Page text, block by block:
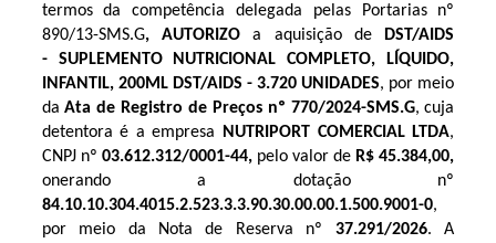
termos da competência delegada pelas Portarias nº
890/13-SMS.G, AUTORIZOa aquisição de
DST/AIDS
- SUPLEMENTO NUTRICIONAL COMPLETO, LÍQUIDO,
INFANTIL, 200ML DST/AIDS - 3.720 UNIDADES, por meio
daAta de Registro de Preços nº 770/2024-SMS.G, cuja
detentora é a empresa
NUTRIPORT COMERCIAL LTDA,
CNPJ nº 03.612.312/0001-44, pelo valor de R$ 45.384,00,
onerando a dotação nº
84.10.10.304.4015.2.523.3.3.90.30.00.00.1.500.9001-0,
por meio da Nota de Reserva nº 37.291/2026. A